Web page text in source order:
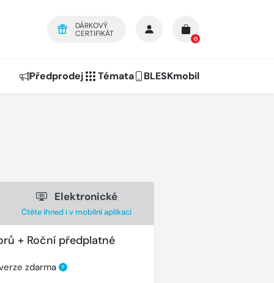
DÁRKOVÝ
CERTIFIKÁT
0
Předprodej Témata BLESKmobil
Elektronické
Čtěte ihned i v mobilní aplikaci
+ Roční předplatné
zdarma ?